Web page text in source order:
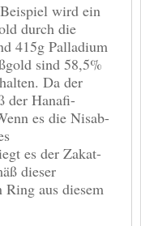
wird ein
durch die
415g Palladium
sind 58,5%
Da der
der Hanafi-
es die Nisab-
es der Zakat-
dieser
Ring aus diesem